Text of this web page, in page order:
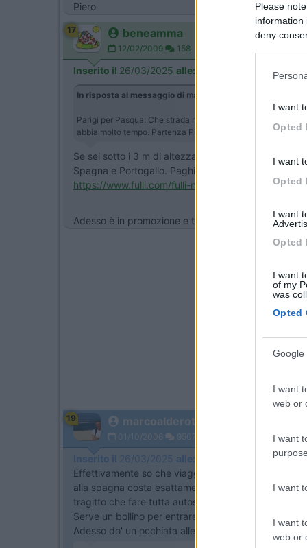
Please
information
deny
I want
Opted
I want
Opted
I want
Opted
I want
of my
was
Opted
Google
I want
web or
I want
I want
I want
web or
Piero
17 beneamma
12/02/2009 158
Inserito il 26/03/2025 alle:
In risposta al messaggio di marcoalderotti
Parigi per Pasqua: Che strada mi consigliate ,una volta in
abbia molto tempo. Partenza Pistoia Marco alderotti
Se sei sotto i 3 m di altezza l'autostrada non costa
Spagna e Portogallo. Paghi solo i mesi che lo usi
https://www.fulli.com/fulli-nom...
Adesso è in promozione e te lo inviano
19 marcoalderotti
01/10/2006 9507
Inserito il 26/03/2025 alle:
Effettivamente so che viaggiare per strada ci
alla spagna costa esattamente il doppio delle
tragitto che fare tutta autostrada e vedere poco .
Serve un bollino per entrare a parigi ?
Adesso do' un occhiata alle vostre proposte,grazie